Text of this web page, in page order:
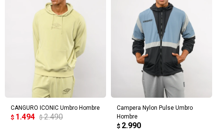
CANGURO ICONIC Umbro Hombre
$ 1.494 $ 2.490
Campera Nylon Pulse Umbro
Hombre
$ 2.990